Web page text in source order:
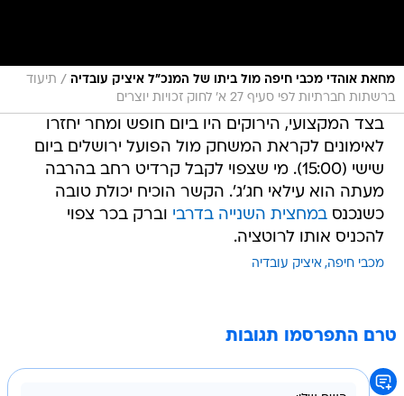
מחאת אוהדי מכבי חיפה מול ביתו של המנכ"ל איציק עובדיה / תיעוד
ברשתות חברתיות לפי סעיף 27 א' לחוק זכויות יוצרים
בצד המקצועי, הירוקים היו ביום חופש ומחר יחזרו
לאימונים לקראת המשחק מול הפועל ירושלים ביום
שישי (15:00). מי שצפוי לקבל קרדיט רחב בהרבה
מעתה הוא עילאי חג'ג'. הקשר הוכיח יכולת טובה
כשנכנסבמחצית השנייה בדרבי וברק בכר צפוי
להכניס אותו לרוטציה.
מכבי חיפה איציק עובדיה
טרם התפרסמו תגובות